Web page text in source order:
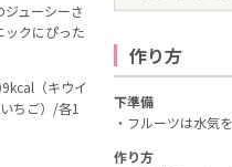
ューシーさ
ックにぴった
（キウイ
ちご）/各1
作り方
下準備
・フルーツは水気
作り方